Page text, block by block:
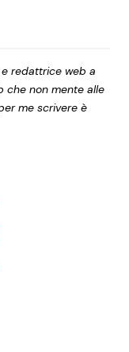
e redattrice web a
che non mente alle
me scrivere è